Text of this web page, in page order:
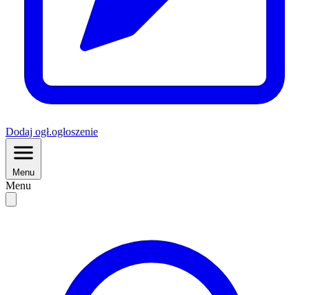
Dodaj ogł.ogłoszenie
Menu
Menu